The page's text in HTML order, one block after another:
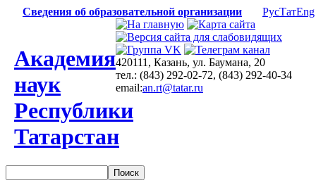
Сведения об образовательной организации РусТатEng
Академия
наук
Республики
Татарстан
420111, Казань, ул. Баумана, 20
тел.: (843) 292-02-72, (843) 292-40-34
email:an.rt@tatar.ru